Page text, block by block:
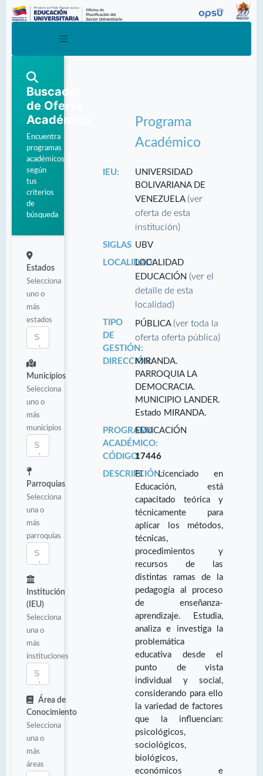
Buscador
de Oferta
Académica
Encuentra
programas
académicos
según
tus
criterios
de
búsqueda
Estados
Selecciona
uno o
más
estados
Municipios
Selecciona
uno o
más
municipios
Parroquias
Selecciona
una o
más
parroquias
Institución
(IEU)
Selecciona
una o
más
instituciones
Área de
Conocimiento
Selecciona
una o
más
áreas
Programa
Académico
IEU:
UNIVERSIDAD
BOLIVARIANA DE
VENEZUELA(ver
oferta de esta
institución)
SIGLAS UBV
LOCALIDAD:LOCALIDAD
EDUCACIÓN(ver el
detalle de esta
localidad)
TIPO
DE
GESTIÓN:
PÚBLICA(ver toda la
oferta oferta pública)
DIRECCIÓN:MIRANDA.
PARROQUIA LA
DEMOCRACIA.
MUNICIPIO LANDER.
Estado MIRANDA.
PROGRAMA
ACADÉMICO:
EDUCACIÓN
CÓDIGO:17446
DESCRIPCIÓN:El Licenciado en
Educación, está
capacitado teórica y
técnicamente para
aplicar los métodos,
técnicas,
procedimientos y
recursos de las
distintas ramas de la
pedagogía al proceso
de enseñanza-
aprendizaje. Estudia,
analiza e investiga la
problemática
educativa desde el
punto de vista
individual y social,
considerando para ello
la variedad de factores
que la influencian:
psicológicos,
sociológicos,
biológicos,
económicos e